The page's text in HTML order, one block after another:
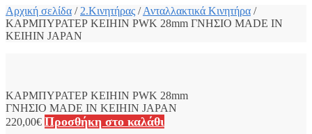
Αρχική σελίδα / 2.Κινητήρας /Ανταλλακτικά Κινητήρα /
ΚΑΡΜΠΥΡΑΤΕΡ KEIHIN PWK 28mm ΓΝΗΣΙΟ MADE IN
KEIHIN JAPAN
ΚΑΡΜΠΥΡΑΤΕΡ KEIHIN PWK 28mm
ΓΝΗΣΙΟ MADE IN KEIHIN JAPAN
220,00€ Προσθήκη στο καλάθι